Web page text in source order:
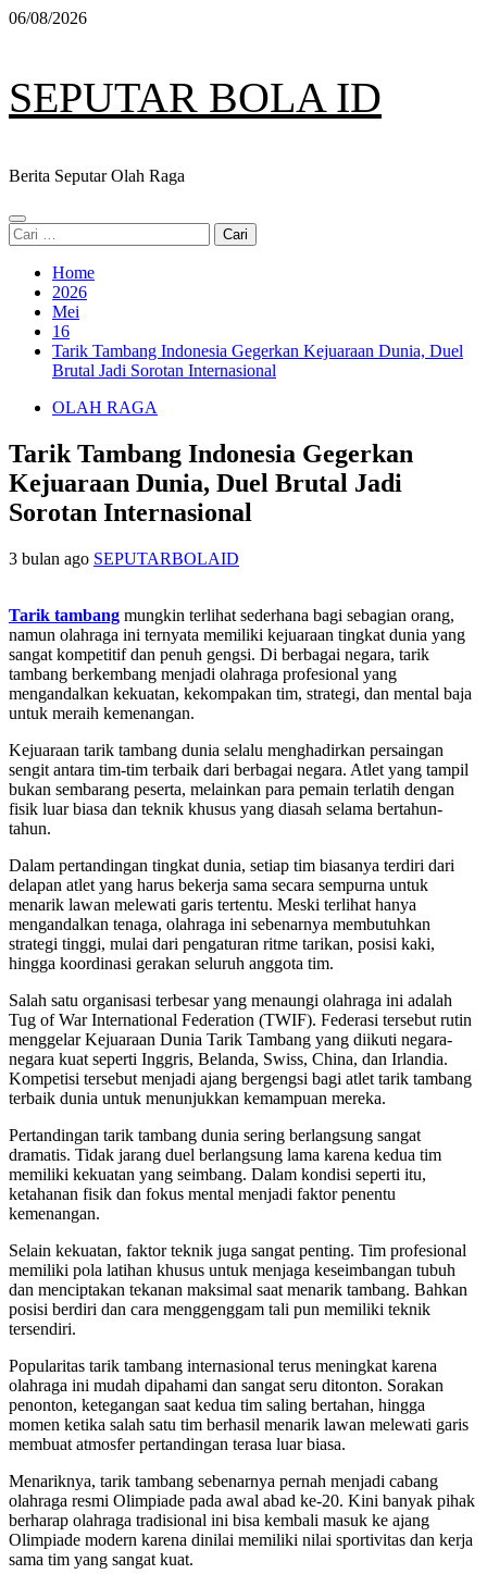
Skip
06/08/2026
SEPUTAR BOLA ID
Berita Seputar Olah Raga
Primary
Menu
Cari
untuk:
Home
2026
Mei
16
Tarik Tambang Indonesia Gegerkan Kejuaraan Dunia, Duel
Brutal Jadi Sorotan Internasional
OLAH RAGA
Tarik Tambang Indonesia Gegerkan
Kejuaraan Dunia, Duel Brutal Jadi
Sorotan Internasional
3 bulan ago SEPUTARBOLAID
Tarik tambang mungkin terlihat sederhana bagi sebagian orang,
namun olahraga ini ternyata memiliki kejuaraan tingkat dunia yang
sangat kompetitif dan penuh gengsi. Di berbagai negara, tarik
tambang berkembang menjadi olahraga profesional yang
mengandalkan kekuatan, kekompakan tim, strategi, dan mental baja
untuk meraih kemenangan.
Kejuaraan tarik tambang dunia selalu menghadirkan persaingan
sengit antara tim-tim terbaik dari berbagai negara. Atlet yang tampil
bukan sembarang peserta, melainkan para pemain terlatih dengan
fisik luar biasa dan teknik khusus yang diasah selama bertahun-
tahun.
Dalam pertandingan tingkat dunia, setiap tim biasanya terdiri dari
delapan atlet yang harus bekerja sama secara sempurna untuk
menarik lawan melewati garis tertentu. Meski terlihat hanya
mengandalkan tenaga, olahraga ini sebenarnya membutuhkan
strategi tinggi, mulai dari pengaturan ritme tarikan, posisi kaki,
hingga koordinasi gerakan seluruh anggota tim.
Salah satu organisasi terbesar yang menaungi olahraga ini adalah
Tug of War International Federation (TWIF). Federasi tersebut rutin
menggelar Kejuaraan Dunia Tarik Tambang yang diikuti negara-
negara kuat seperti Inggris, Belanda, Swiss, China, dan Irlandia.
Kompetisi tersebut menjadi ajang bergengsi bagi atlet tarik tambang
terbaik dunia untuk menunjukkan kemampuan mereka.
Pertandingan tarik tambang dunia sering berlangsung sangat
dramatis. Tidak jarang duel berlangsung lama karena kedua tim
memiliki kekuatan yang seimbang. Dalam kondisi seperti itu,
ketahanan fisik dan fokus mental menjadi faktor penentu
kemenangan.
Selain kekuatan, faktor teknik juga sangat penting. Tim profesional
memiliki pola latihan khusus untuk menjaga keseimbangan tubuh
dan menciptakan tekanan maksimal saat menarik tambang. Bahkan
posisi berdiri dan cara menggenggam tali pun memiliki teknik
tersendiri.
Popularitas tarik tambang internasional terus meningkat karena
olahraga ini mudah dipahami dan sangat seru ditonton. Sorakan
penonton, ketegangan saat kedua tim saling bertahan, hingga
momen ketika salah satu tim berhasil menarik lawan melewati garis
membuat atmosfer pertandingan terasa luar biasa.
Menariknya, tarik tambang sebenarnya pernah menjadi cabang
olahraga resmi Olimpiade pada awal abad ke-20. Kini banyak pihak
berharap olahraga tradisional ini bisa kembali masuk ke ajang
Olimpiade modern karena dinilai memiliki nilai sportivitas dan kerja
sama tim yang sangat kuat.